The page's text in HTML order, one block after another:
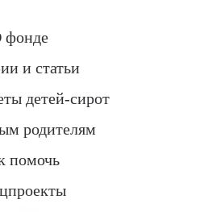
фонде
и статьи
детей-сирот
родителям
помочь